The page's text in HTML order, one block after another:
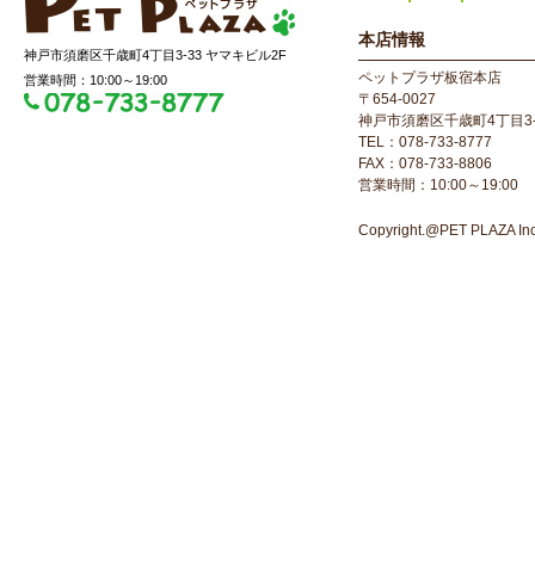
神戸市須磨区千歳町4丁目3-33 ヤマキビル2F
営業時間：10:00～19:00
本店情報
ペットプラザ板宿本店
〒654-0027
神戸市須磨区千歳町4丁目
TEL：078-733-8777
FAX：078-733-8806
営業時間：10:00～19:00
Copyright.@PET PLAZA